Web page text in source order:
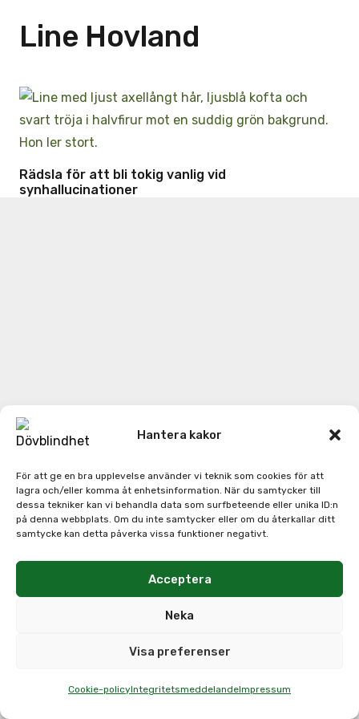
Hantera kakor
För att ge en bra upplevelse använder vi teknik som cookies för att
lagra och/eller komma åt enhetsinformation. När du samtycker till
dessa tekniker kan vi behandla data som surfbeteende eller unika ID:n
på denna webbplats. Om du inte samtycker eller om du återkallar ditt
samtycke kan detta påverka vissa funktioner negativt.
Acceptera
Neka
Visa preferenser
Cookie-policyIntegritetsmeddelandeImpressum
Line Hovland
Rädsla för att bli tokig vanlig vid
synhallucinationer